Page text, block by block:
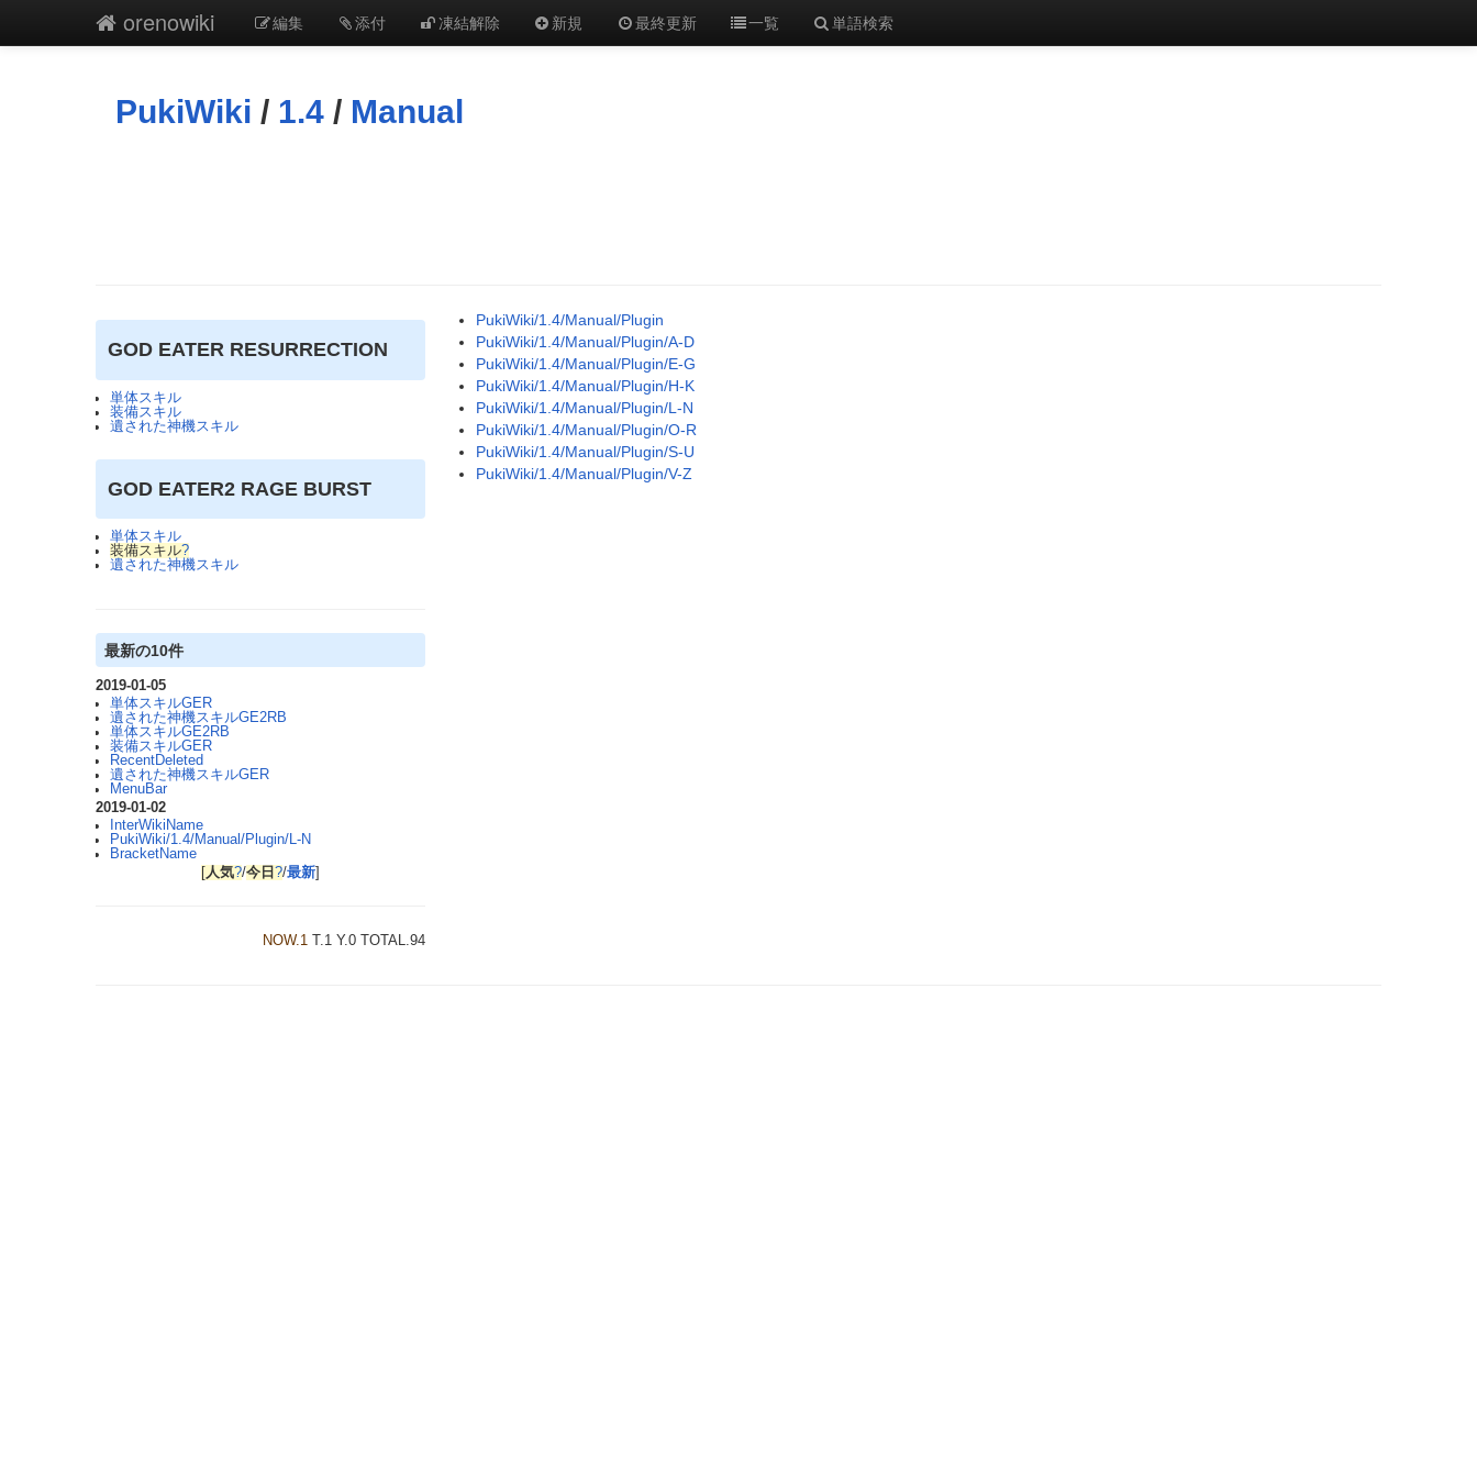
orenowiki 編集 添付 凍結解除 新規 最終更新 一覧 単語検索
PukiWiki / 1.4 / Manual
GOD EATER RESURRECTION
単体スキル
装備スキル
遺された神機スキル
GOD EATER2 RAGE BURST
単体スキル
装備スキル?
遺された神機スキル
最新の10件
2019-01-05
単体スキルGER
遺された神機スキルGE2RB
単体スキルGE2RB
装備スキルGER
RecentDeleted
遺された神機スキルGER
MenuBar
2019-01-02
InterWikiName
PukiWiki/1.4/Manual/Plugin/L-N
BracketName
人気?/今日 ?/最新
NOW.1 T.1 Y.0 TOTAL.94
PukiWiki/1.4/Manual/Plugin
PukiWiki/1.4/Manual/Plugin/A-D
PukiWiki/1.4/Manual/Plugin/E-G
PukiWiki/1.4/Manual/Plugin/H-K
PukiWiki/1.4/Manual/Plugin/L-N
PukiWiki/1.4/Manual/Plugin/O-R
PukiWiki/1.4/Manual/Plugin/S-U
PukiWiki/1.4/Manual/Plugin/V-Z